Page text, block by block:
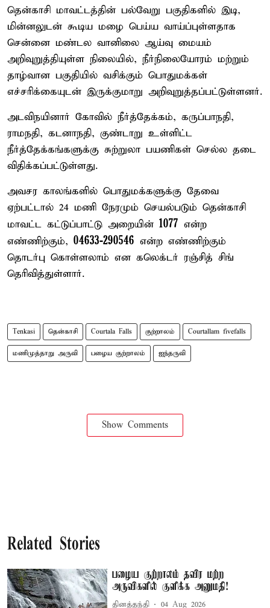
தென்காசி மாவட்டத்தின் பல்வேறு பகுதிகளில் இடி,
மின்னலுடன் கூடிய மழை பெய்ய வாய்ப்புள்ளதாக
சென்னை மண்டல வானிலை ஆய்வு மையம்
அறிவுறுத்தியுள்ள நிலையில், நீர்நிலையோரம் மற்றும்
தாழ்வான பகுதியில் வசிக்கும் பொதுமக்கள்
எச்சரிக்கையுடன் இருக்குமாறு அறிவுறுத்தப்பட்டுள்ளனர்.
அடவிநயினார் கோவில் நீர்த்தேக்கம், கருப்பாநதி,
ராமநதி, கடனாநதி, குண்டாறு உள்ளிட்ட
நீர்த்தேக்கங்களுக்கு சுற்றுலா பயணிகள் செல்ல தடை
விதிக்கப்பட்டுள்ளது.
அவசர காலங்களில் பொதுமக்களுக்கு தேவை
ஏற்பட்டால் 24 மணி நேரமும் செயல்படும் தென்காசி
மாவட்ட கட்டுப்பாட்டு அறையின் 1077 என்ற
எண்ணிற்கும், 04633-290546 என்ற எண்ணிற்கும்
தொடர்பு கொள்ளலாம் என கலெக்டர் ரஞ்சித் சிங்
தெரிவித்துள்ளார்.
Tenkasi தென்காசி Courtala Falls குற்றாலம் Courtallam fivefalls
மணிமுத்தாறு அருவி பழைய குற்றாலம் ஐந்தருவி
Show Comments
Related Stories
பழைய குற்றாலம் தவிர மற்ற
அருவிகளில் குளிக்க அனுமதி!
தினத்தந்தி 04 Aug 2026